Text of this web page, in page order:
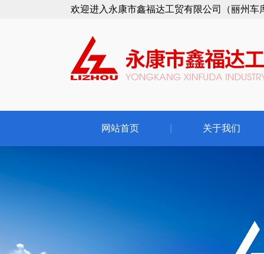
欢迎进入永康市鑫福达工贸有限公司（丽州车
网站首页 关于我们